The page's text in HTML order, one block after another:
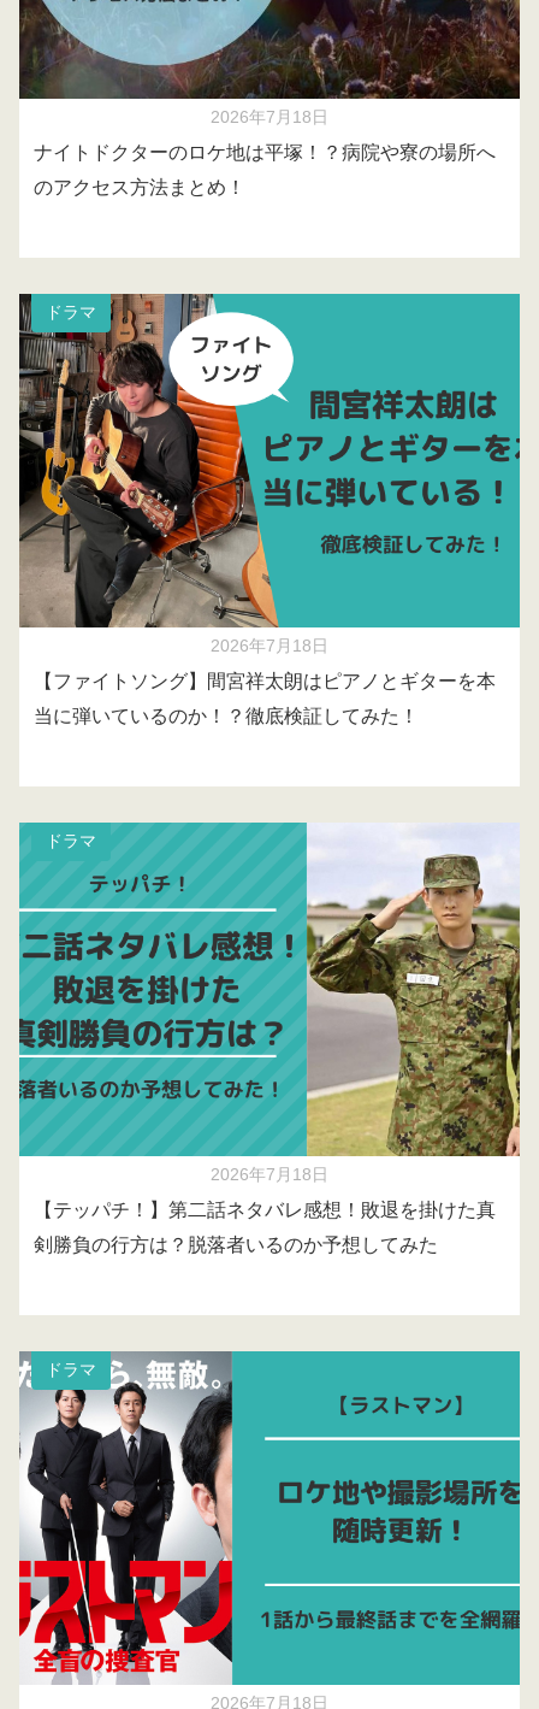
2026年7月18日
ナイトドクターのロケ地は平塚！？病院や寮の場所へ
のアクセス方法まとめ！
ドラマ
2026年7月18日
【ファイトソング】間宮祥太朗はピアノとギターを本
当に弾いているのか！？徹底検証してみた！
ドラマ
2026年7月18日
【テッパチ！】第二話ネタバレ感想！敗退を掛けた真
剣勝負の行方は？脱落者いるのか予想してみた
ドラマ
2026年7月18日